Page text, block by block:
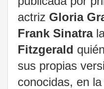
actriz Gloria
Frank Sinatra
Fitzgerald
sus propias
conocidas, en